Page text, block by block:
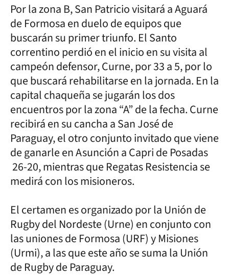
Por la zona B, San Patricio visitará a Aguará
de Formosa en duelo de equipos que
buscarán su primer triunfo. El Santo
correntino perdió en el inicio en su visita al
campeón defensor, Curne, por 33 a 5, por lo
que buscará rehabilitarse en la jornada. En la
capital chaqueña se jugarán los dos
encuentros por la zona “A” de la fecha. Curne
recibirá en su cancha a San José de
Paraguay, el otro conjunto invitado que viene
de ganarle en Asunción a Capri de Posadas
26-20, mientras que Regatas Resistencia se
medirá con los misioneros.
El certamen es organizado por la Unión de
Rugby del Nordeste (Urne) en conjunto con
las uniones de Formosa (URF) y Misiones
(Urmi), a las que este año se suma la Unión
de Rugby de Paraguay.